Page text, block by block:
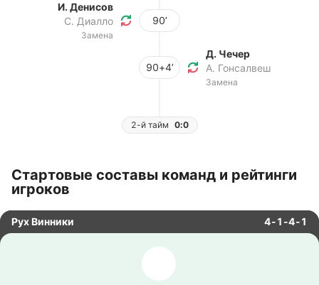
И. Денисов
С. Диалло
Замена
90’
90+4’
Д. Чечер
А. Гонсалвеш
Замена
2-й тайм 0:0
Стартовые составы команд и рейтинги
игроков
Рух Винники 4-1-4-1